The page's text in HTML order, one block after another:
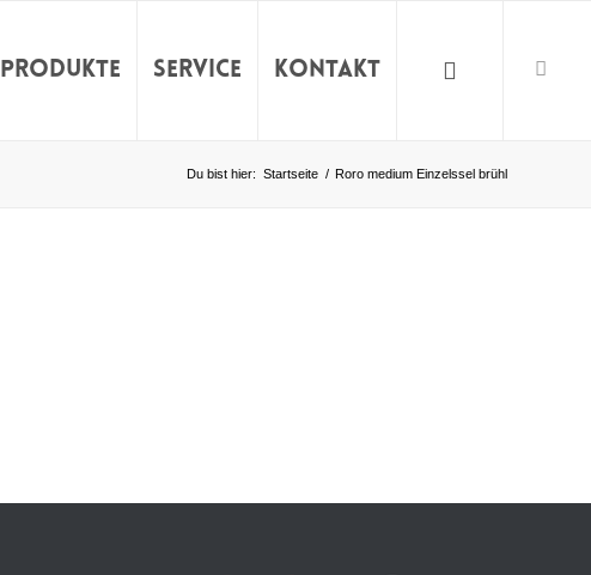
Produkte Service Kontakt
Du bist hier: Startseite / Roro medium Einzelssel brühl